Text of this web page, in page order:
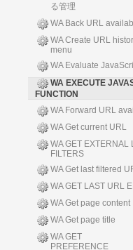
る管理
WA Back URL
WA Create URL
menu
WA Evaluate
WA EXECUTE
FUNCTION
WA Forward URL
WA Get current URL
WA GET EXTERNAL
FILTERS
WA Get last filtered
WA GET LAST URL
WA Get page content
WA Get page title
WA GET
PREFERENCE